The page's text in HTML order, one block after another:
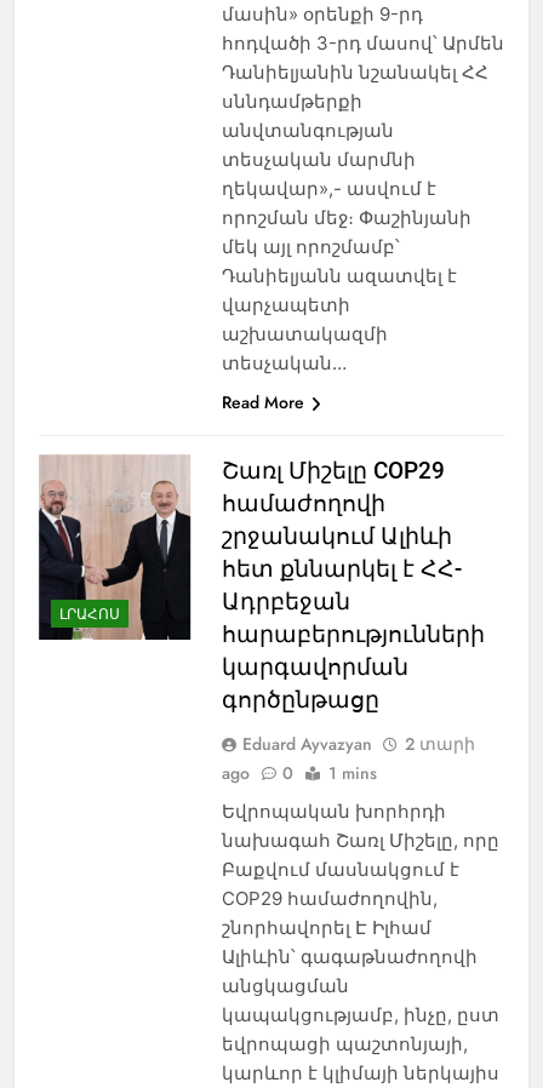
մասին» օրենքի 9-րդ
հոդվածի 3-րդ մասով՝ Արմեն
Դանիելյանին նշանակել ՀՀ
սննդամթերքի
անվտանգության
տեսչական մարմնի
ղեկավար»,- ասվում է
որոշման մեջ։ Փաշինյանի
մեկ այլ որոշմամբ՝
Դանիելյանն ազատվել է
վարչապետի
աշխատակազմի
տեսչական…
Read More
ԼՐԱՀՈՍ
Շառլ Միշելը COP29
համաժողովի
շրջանակում Ալիևի
հետ քննարկել է ՀՀ-
Ադրբեջան
հարաբերությունների
կարգավորման
գործընթացը
Eduard Ayvazyan
2 տարի
ago
0 1 mins
Եվրոպական խորհրդի
նախագահ Շառլ Միշելը, որը
Բաքվում մասնակցում է
COP29 համաժողովին,
շնորհավորել Է Իլհամ
Ալիևին՝ գագաթնաժողովի
անցկացման
կապակցությամբ, ինչը, ըստ
եվրոպացի պաշտոնյայի,
կարևոր է կլիմայի ներկայիս